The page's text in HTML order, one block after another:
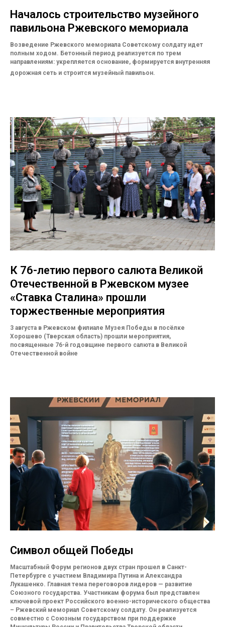
Началось строительство музейного
павильона Ржевского мемориала
Возведение Ржевского мемориала Советскому солдату идет
полным ходом. Бетонный период реализуется по трем
направлениям: укрепляется основание, формируется внутренняя
дорожная сеть и строится музейный павильон.
К 76-летию первого салюта Великой
Отечественной в Ржевском музее
«Ставка Сталина» прошли
торжественные мероприятия
3 августа в Ржевском филиале Музея Победы в посёлке
Хорошево (Тверская область) прошли мероприятия,
посвященные 76-й годовщине первого салюта в Великой
Отечественной войне
Символ общей Победы
Масштабный Форум регионов двух стран прошел в Санкт-
Петербурге с участием Владимира Путина и Александра
Лукашенко. Главная тема переговоров лидеров — развитие
Союзного государства. Участникам форума был представлен
ключевой проект Российского военно-исторического общества
– Ржевский мемориал Советскому солдату. Он реализуется
совместно с Союзным государством при поддержке